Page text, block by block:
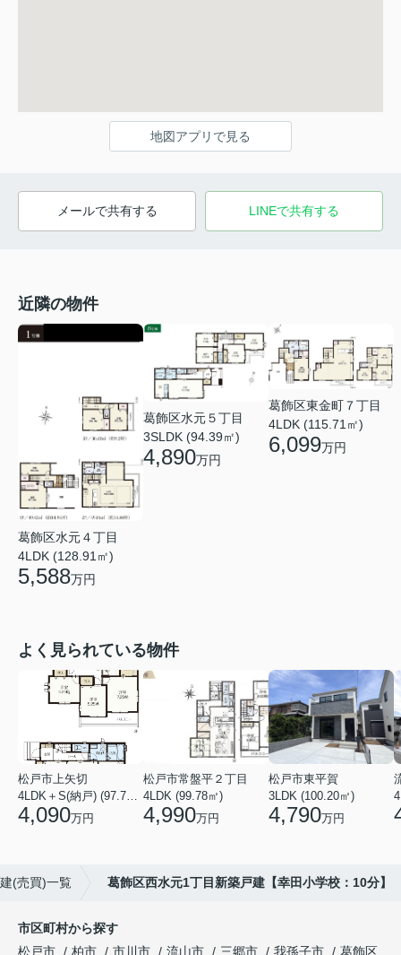
地図アプリで見る
メールで共有する LINEで共有する
近隣の物件
葛飾区水元４丁目
4LDK (128.91㎡)
5,588万円
葛飾区水元５丁目
3SLDK (94.39㎡)
4,890万円
葛飾区東金町７丁目
4LDK (115.71㎡)
6,099万円
よく見られている物件
松戸市上矢切
4LDK＋S(納戸) (97.71㎡)
4,090万円
松戸市常盤平２丁目
4LDK (99.78㎡)
4,990万円
松戸市東平賀
3LDK (100.20㎡)
4,790万円
(売買)一覧 葛飾区西水元1丁目新築戸建【幸田小学校：10分】
市区町村から探す
松戸市
柏市 市川市 流山市 三郷市 我孫子市
葛飾区